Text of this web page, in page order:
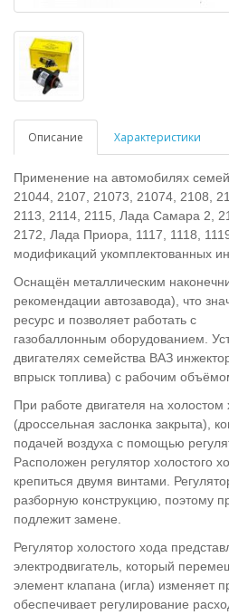
Описание Характеристики
Применение на автомобилях
21044, 2107, 21073, 21074, 2108,
2113, 2114, 2115, Лада Самара 2,
2172, Лада Приора, 1117, 1118,
модификаций укомплектованных
Оснащён металлическим
рекомендации автозавода), что
ресурс и позволяет работать с
газобаллонным оборудованием.
двигателях семейства ВАЗ
впрыск топлива) с рабочим
При работе двигателя на холостом
(дроссельная заслонка закрыта),
подачей воздуха с помощью
Расположен регулятор холостого
крепиться двумя винтами.
разборную конструкцию, поэтому
подлежит замене.
Регулятор холостого хода
электродвигатель, который
элемент клапана (игла) изменяет
обеспечивает регулирование